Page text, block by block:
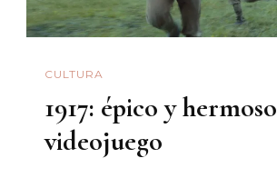
CULTURA
1917: épico y hermoso
videojuego